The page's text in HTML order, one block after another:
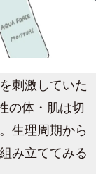
刺激していた
の体・肌は切
生理周期から
み立ててみる